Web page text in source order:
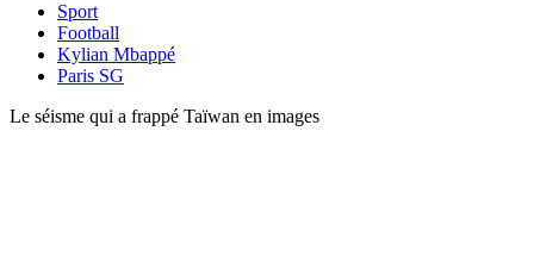
Sport
Football
Kylian Mbappé
Paris SG
Le séisme qui a frappé Taïwan en images